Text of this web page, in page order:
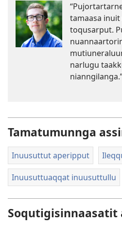
tamaasa
toqusarput.
narlugu
Tamatumunnga
Inuusuttut aperipput
Inuusuttuaqqat inuusuttullu
Soqutigisinnaasatit